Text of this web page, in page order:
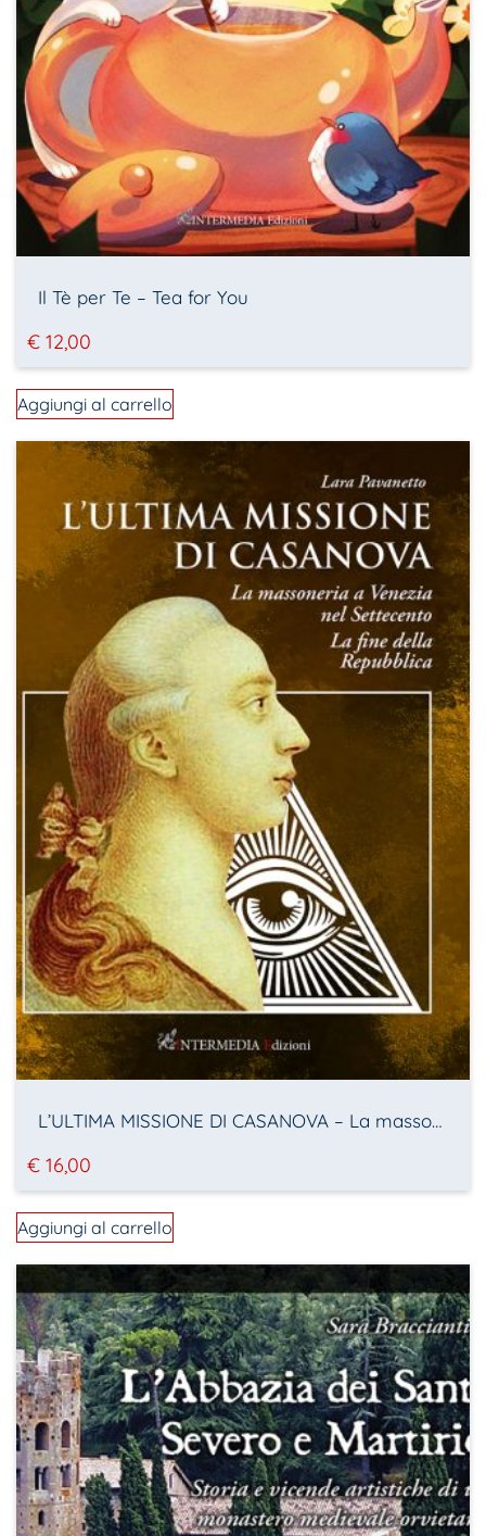
Il Tè per Te – Tea for You
€ 12,00
Aggiungi al carrello
L’ULTIMA MISSIONE DI CASANOVA – La massoneria a Venezia nel Settecento – La fine della Repubblica
€ 16,00
Aggiungi al carrello